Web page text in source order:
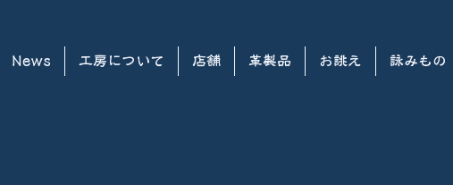
News 工房について 店舗 革製品 お誂え 詠みもの